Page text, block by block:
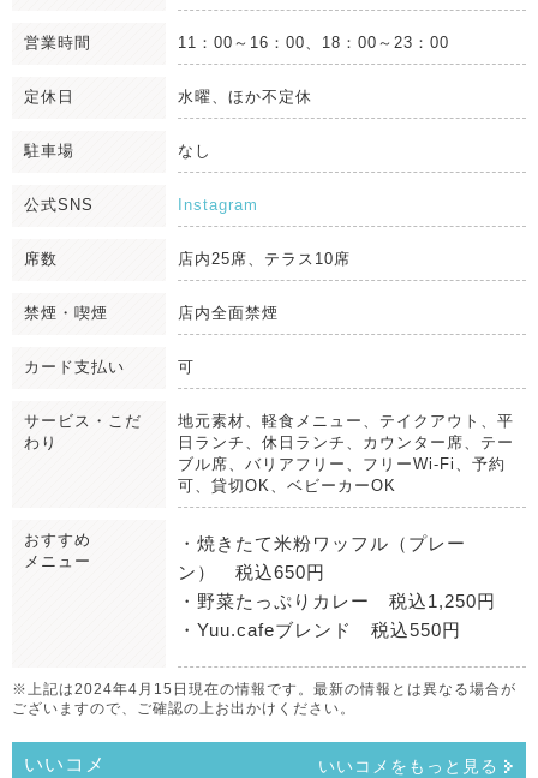
営業時間 11：00～16：00、18：00～23：00
定休日 水曜、ほか不定休
駐車場 なし
公式SNS Instagram
席数 店内25席、テラス10席
禁煙・喫煙 店内全面禁煙
カード支払い 可
サービス・こだ
わり
地元素材、軽食メニュー、テイクアウト、平
日ランチ、休日ランチ、カウンター席、テー
ブル席、バリアフリー、フリーWi-Fi、予約
可、貸切OK、ベビーカーOK
おすすめ
メニュー
・焼きたて米粉ワッフル（プレー
ン） 税込650円
・野菜たっぷりカレー 税込1,250円
・Yuu.cafeブレンド 税込550円
※上記は2024年4月15日現在の情報です。最新の情報とは異なる場合が
ございますので、ご確認の上お出かけください。
いいコメ いいコメをもっと見る